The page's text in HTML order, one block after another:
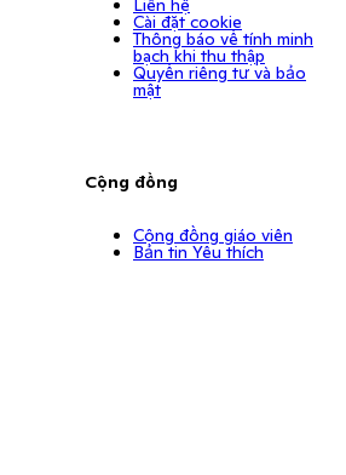
Liên hệ
Cài đặt cookie
Thông báo về tính minh
bạch khi thu thập
Quyền riêng tư và bảo
mật
Cộng đồng
Cộng đồng giáo viên
Bản tin Yêu thích